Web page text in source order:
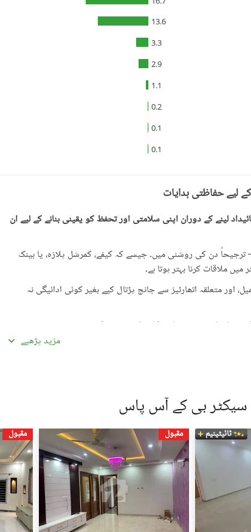
13.6
3.3
2.9
1.1
0.2
0.1
0.1
لیے حفاظتی ہدایات
لینے کے دوران اپنی سلامتی اور تحفظ کو یقینی بنانے کے لیے ان
دن کی روشنی میں۔ جیسے کہ کیفے، کمرشل پلازہ، یا بینک
ملاقات کرنا بہتر ہوتا ہے۔
اور متعلقہ اتھارٹیز سے جانچ پڑتال کیے بغیر کوئی ادائیگی نہ
معلومات سے تفصیلات کا موازنہ ضرور کریں۔
اچھی لگیں۔ غیرمعمولی طور پر کم قیمتیں دھوکہ دہی کی
جائیداد پر کسی بھی قسم کی رکاوٹ یا تنازعے کی جانچ کریں۔
کسی قابل اعتماد شخص کو ساتھ لے جائیں۔
ذاتی یا مالی معلومات شیئر کرنے سے گریز کریں۔
کے لیے ذمہ دار نہیں ہے۔ تمام صارفین اپنے اشتہارات
خود ذمہ دار ہیں۔ کسی بھی معاہدے کو حتمی شکل دینے سے پہلے
اسٹیٹ ماہرین سے مشورہ حاصل کریں۔
مزید پڑھیے
مقبول مقبول ٹائیٹینیم